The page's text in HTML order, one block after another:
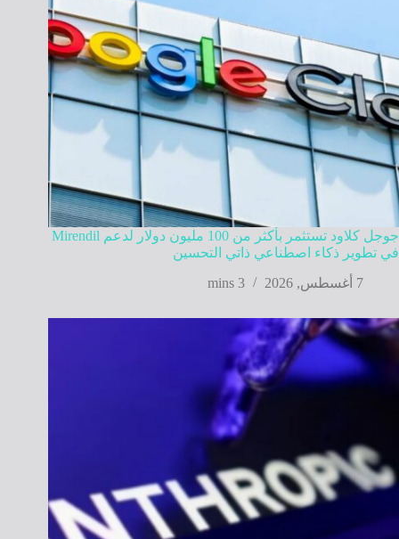
جوجل كلاود تستثمر بأكثر من 100 مليون دولار لدعم Mirendil
في تطوير ذكاء اصطناعي ذاتي التحسين
7 أغسطس, 2026
3 mins